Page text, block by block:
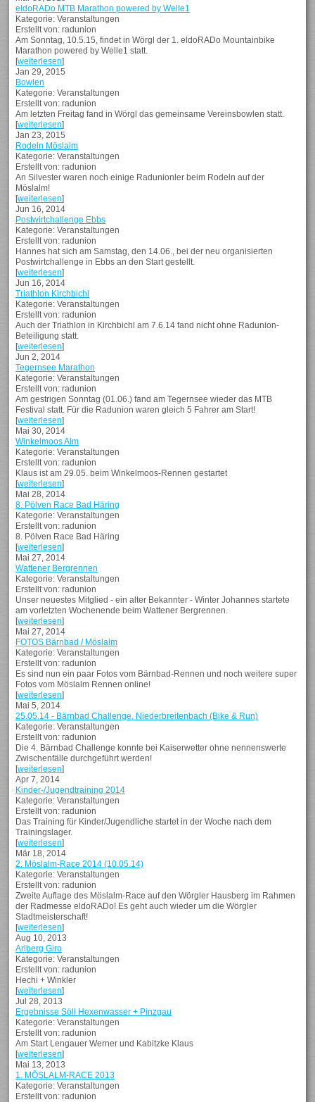
eldoRADo MTB Marathon powered by Welle1
Kategorie: Veranstaltungen
Erstellt von: radunion
Am Sonntag, 10.5.15, findet in Wörgl der 1. eldoRADo Mountainbike
Marathon powered by Welle1 statt.
[weiterlesen]
Jan 29, 2015
Bowlen
Kategorie: Veranstaltungen
Erstellt von: radunion
Am letzten Freitag fand in Wörgl das gemeinsame Vereinsbowlen statt.
[weiterlesen]
Jan 23, 2015
Rodeln Möslalm
Kategorie: Veranstaltungen
Erstellt von: radunion
An Silvester waren noch einige Radunionler beim Rodeln auf der
Möslalm!
[weiterlesen]
Jun 16, 2014
Postwirtchallenge Ebbs
Kategorie: Veranstaltungen
Erstellt von: radunion
Hannes hat sich am Samstag, den 14.06., bei der neu organisierten
Postwirtchallenge in Ebbs an den Start gestellt.
[weiterlesen]
Jun 16, 2014
Triathlon Kirchbichl
Kategorie: Veranstaltungen
Erstellt von: radunion
Auch der Triathlon in Kirchbichl am 7.6.14 fand nicht ohne Radunion-
Beteiligung statt.
[weiterlesen]
Jun 2, 2014
Tegernsee Marathon
Kategorie: Veranstaltungen
Erstellt von: radunion
Am gestrigen Sonntag (01.06.) fand am Tegernsee wieder das MTB
Festival statt. Für die Radunion waren gleich 5 Fahrer am Start!
[weiterlesen]
Mai 30, 2014
Winkelmoos Alm
Kategorie: Veranstaltungen
Erstellt von: radunion
Klaus ist am 29.05. beim Winkelmoos-Rennen gestartet
[weiterlesen]
Mai 28, 2014
8. Pölven Race Bad Häring
Kategorie: Veranstaltungen
Erstellt von: radunion
8. Pölven Race Bad Häring
[weiterlesen]
Mai 27, 2014
Wattener Bergrennen
Kategorie: Veranstaltungen
Erstellt von: radunion
Unser neuestes Mitglied - ein alter Bekannter - Winter Johannes startete
am vorletzten Wochenende beim Wattener Bergrennen.
[weiterlesen]
Mai 27, 2014
FOTOS Bärnbad / Möslalm
Kategorie: Veranstaltungen
Erstellt von: radunion
Es sind nun ein paar Fotos vom Bärnbad-Rennen und noch weitere super
Fotos vom Möslalm Rennen online!
[weiterlesen]
Mai 5, 2014
25.05.14 - Bärnbad Challenge, Niederbreitenbach (Bike & Run)
Kategorie: Veranstaltungen
Erstellt von: radunion
Die 4. Bärnbad Challenge konnte bei Kaiserwetter ohne nennenswerte
Zwischenfälle durchgeführt werden!
[weiterlesen]
Apr 7, 2014
Kinder-/Jugendtraining 2014
Kategorie: Veranstaltungen
Erstellt von: radunion
Das Training für Kinder/Jugendliche startet in der Woche nach dem
Trainingslager.
[weiterlesen]
Mär 18, 2014
2. Möslalm-Race 2014 (10.05.14)
Kategorie: Veranstaltungen
Erstellt von: radunion
Zweite Auflage des Möslalm-Race auf den Wörgler Hausberg im Rahmen
der Radmesse eldoRADo! Es geht auch wieder um die Wörgler
Stadtmeisterschaft!
[weiterlesen]
Aug 10, 2013
Arlberg Giro
Kategorie: Veranstaltungen
Erstellt von: radunion
Hechi + Winkler
[weiterlesen]
Jul 28, 2013
Ergebnisse Söll Hexenwasser + Pinzgau
Kategorie: Veranstaltungen
Erstellt von: radunion
Am Start Lengauer Werner und Kabitzke Klaus
[weiterlesen]
Mai 13, 2013
1. MÖSLALM-RACE 2013
Kategorie: Veranstaltungen
Erstellt von: radunion